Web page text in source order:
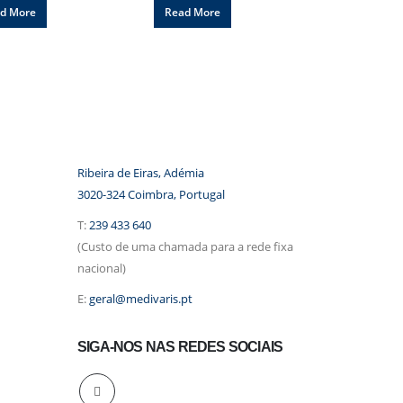
More Read More
Ribeira de Eiras, Adémia
3020-324 Coimbra, Portugal
T:239 433 640
(Custo de uma chamada para a rede fixa
nacional)
E:geral@medivaris.pt
SIGA-NOS NAS REDES SOCIAIS